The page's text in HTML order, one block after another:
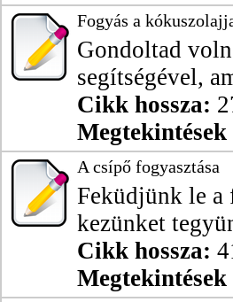
Fogyás a
Gondoltad
segítségével,
Cikk hossza:
Megtekintések
A csípő fogyasztása
Feküdjünk le a
kezünket
Cikk hossza:
Megtekintések